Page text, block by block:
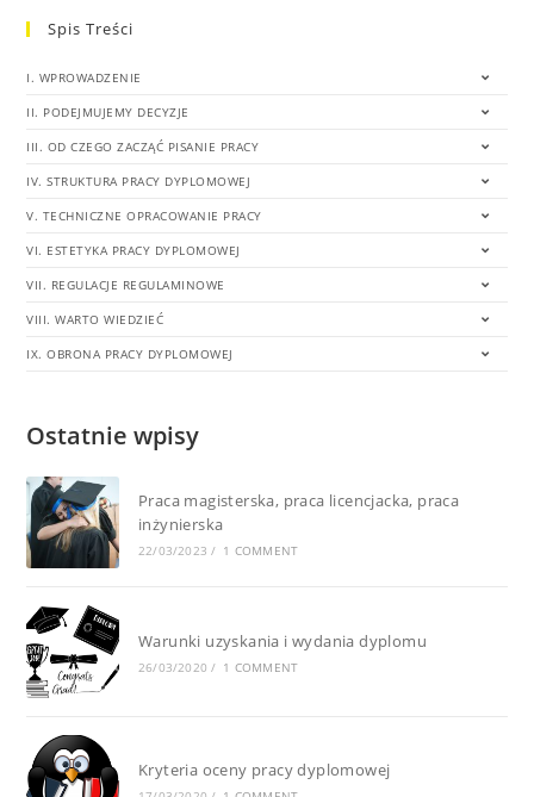
Spis Treści
I. WPROWADZENIE
II. PODEJMUJEMY DECYZJE
III. OD CZEGO ZACZĄĆ PISANIE PRACY
IV. STRUKTURA PRACY DYPLOMOWEJ
V. TECHNICZNE OPRACOWANIE PRACY
VI. ESTETYKA PRACY DYPLOMOWEJ
VII. REGULACJE REGULAMINOWE
VIII. WARTO WIEDZIEĆ
IX. OBRONA PRACY DYPLOMOWEJ
Ostatnie wpisy
Praca magisterska, praca licencjacka, praca
inżynierska
22/03/2023 / 1 COMMENT
Warunki uzyskania i wydania dyplomu
26/03/2020 / 1 COMMENT
Kryteria oceny pracy dyplomowej